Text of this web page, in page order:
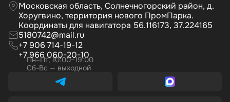
Московская область, Солнечногорский район, д.
Хоругвино, территория нового ПромПарка.
Координаты для навигатора 56.116173, 37.224165
5180742@mail.ru
+7 906 714-19-12
+7 966 060-20-10
Пн–Пт, 10:00–19:00
Сб-Вс — выходной